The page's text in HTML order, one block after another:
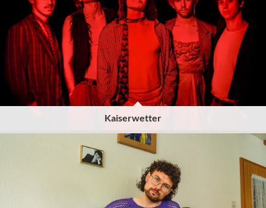
Kaiserwetter